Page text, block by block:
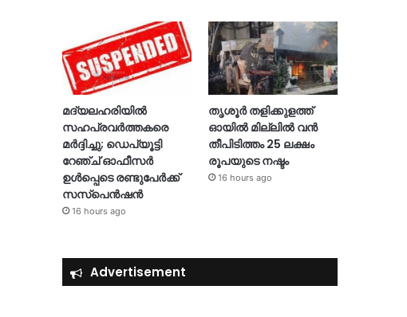
മദ്യലഹരിയിൽ
സഹപ്രവർത്തകരെ
മർദ്ദിച്ചു; ഡെപ്യൂട്ടി
റേഞ്ച് ഓഫീസർ
ഉൾപ്പെടെ രണ്ടുപേർക്ക്
സസ്‌പെൻഷൻ
16 hours ago
തൃശൂര്‍ തളിക്കുളത്ത്
ഓയില്‍ മില്ലില്‍ വൻ
തീപിടിത്തം 25 ലക്ഷം
രൂപയുടെ നഷ്ടം
16 hours ago
Advertisement